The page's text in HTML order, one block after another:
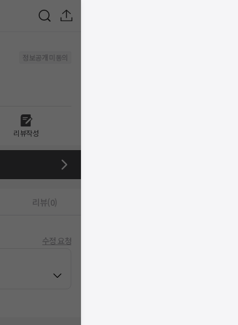
정보공개 미동의
리뷰작성
리뷰(0)
수정 요청